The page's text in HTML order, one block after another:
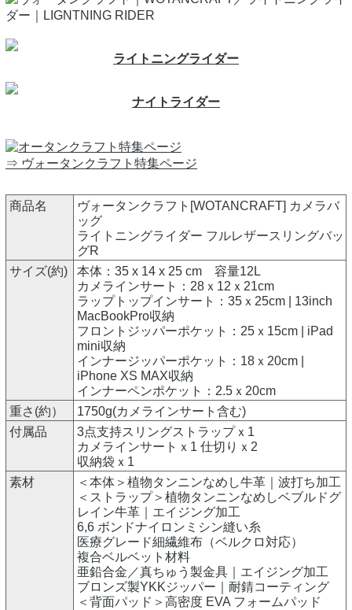
ライトニングライダー
ナイトライダー
⇒ ヴォータンクラフト特集ページ
商品名
ヴォータンクラフト[WOTANCRAFT] カメラバ
ッグ
ライトニングライダー フルレザースリングバッ
グR
サイズ(約)
本体：35 x 14 x 25 cm 容量12L
カメラインサート：28ｘ12ｘ21cm
ラップトップインサート：35ｘ25cm | 13inch
MacBookPro収納
フロントジッパーポケット：25ｘ15cm | iPad
mini収納
インナージッパーポケット：18ｘ20cm |
iPhone XS MAX収納
インナーペンポケット：2.5ｘ20cm
重さ(約）
1750g(カメラインサート含む)
付属品
3点支持スリングストラップｘ1
カメラインサートｘ1 仕切りｘ2
収納袋ｘ1
素材
＜本体＞植物タンニンなめし牛革｜波打ち加工
＜ストラップ＞植物タンニンなめしベブルドグ
レイン牛革｜エイジング加工
6,6 ボンドナイロンミシン縫い糸
医療グレード細繊維布（ベルクロ対応）
複合ベルベット材料
亜鉛合金／真ちゅう製金具｜エイジング加工
ブロンズ製YKKジッパー｜耐錆コーティング
＜背面パッド＞高密度 EVA フォームパッド